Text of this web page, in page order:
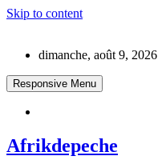
Skip to content
dimanche, août 9, 2026
Responsive Menu
Afrikdepeche